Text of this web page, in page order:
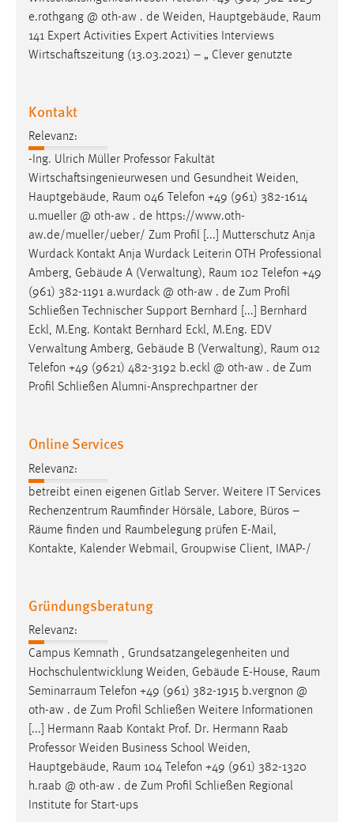
e.rothgang @ oth-aw . de Weiden, Hauptgebäude, Raum
141 Expert Activities Expert Activities Interviews
Wirtschaftszeitung (13.03.2021) – „ Clever genutzte
Kontakt
Relevanz:
-Ing. Ulrich Müller Professor Fakultät
Wirtschaftsingenieurwesen und Gesundheit Weiden,
Hauptgebäude, Raum 046 Telefon +49 (961) 382-1614
u.mueller @ oth-aw . de https://www.oth-
aw.de/mueller/ueber/ Zum Profil [...] Mutterschutz Anja
Wurdack Kontakt Anja Wurdack Leiterin OTH Professional
Amberg, Gebäude A (Verwaltung), Raum 102 Telefon +49
(961) 382-1191 a.wurdack @ oth-aw . de Zum Profil
Schließen Technischer Support Bernhard [...] Bernhard
Eckl, M.Eng. Kontakt Bernhard Eckl, M.Eng. EDV
Verwaltung Amberg, Gebäude B (Verwaltung), Raum 012
Telefon +49 (9621) 482-3192 b.eckl @ oth-aw . de Zum
Profil Schließen Alumni-Ansprechpartner der
Online Services
Relevanz:
betreibt einen eigenen Gitlab Server. Weitere IT Services
Rechenzentrum Raumfinder Hörsäle, Labore, Büros –
Räume finden und Raumbelegung prüfen E-Mail,
Kontakte, Kalender Webmail, Groupwise Client, IMAP-/
Gründungsberatung
Relevanz:
Campus Kemnath , Grundsatzangelegenheiten und
Hochschulentwicklung Weiden, Gebäude E-House, Raum
Seminarraum Telefon +49 (961) 382-1915 b.vergnon @
oth-aw . de Zum Profil Schließen Weitere Informationen
[...] Hermann Raab Kontakt Prof. Dr. Hermann Raab
Professor Weiden Business School Weiden,
Hauptgebäude, Raum 104 Telefon +49 (961) 382-1320
h.raab @ oth-aw . de Zum Profil Schließen Regional
Institute for Start-ups